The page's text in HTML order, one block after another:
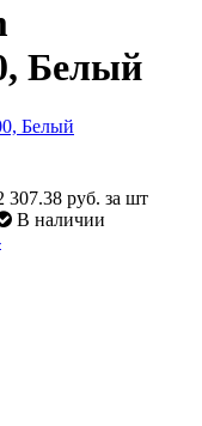
Белый
307.38 руб. за шт
В наличии